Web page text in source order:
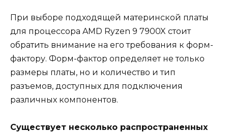
При выборе подходящей материнской платы
для процессора AMD Ryzen 9 7900X стоит
обратить внимание на его требования к форм-
фактору. Форм-фактор определяет не только
размеры платы, но и количество и тип
разъемов, доступных для подключения
различных компонентов.
Существует несколько распространенных